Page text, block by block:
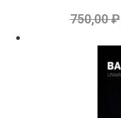
750,00₽